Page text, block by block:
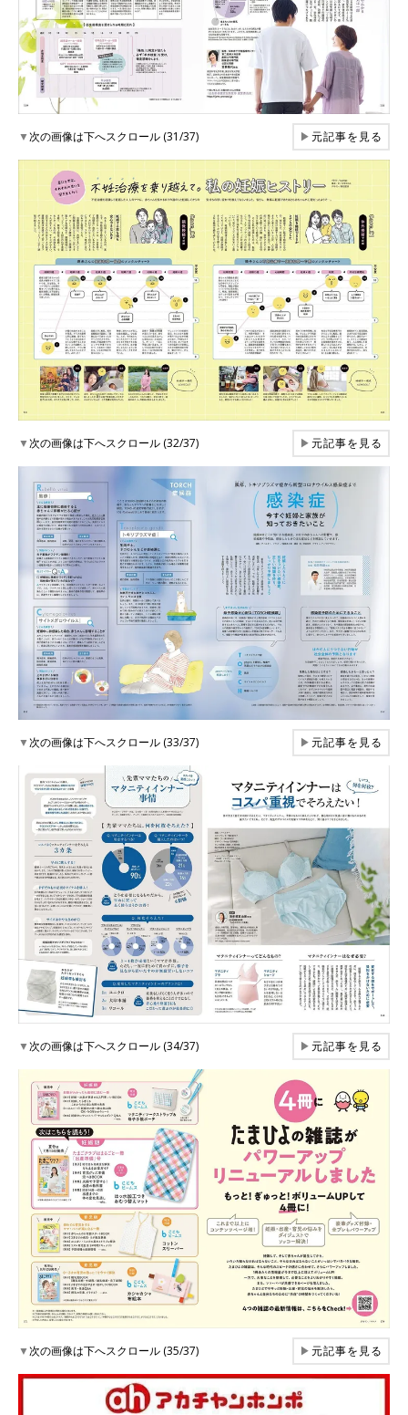
▼次の画像は下へスクロール (31/37) ▶元記事を見る
▼次の画像は下へスクロール (32/37) ▶元記事を見る
▼次の画像は下へスクロール (33/37) ▶元記事を見る
▼次の画像は下へスクロール (34/37) ▶元記事を見る
▼次の画像は下へスクロール (35/37) ▶元記事を見る